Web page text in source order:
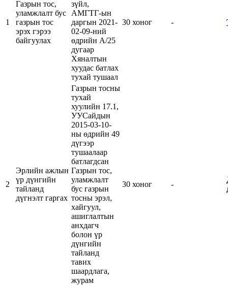
1
Газрын тос,
уламжлалт бус
газрын тос
эрэх гэрээ
байгуулах
зүйл,
АМГТГ-ын
даргын 2021-
02-09-ний
өдрийн А/25
дугаар
Хяналтын
хуудас батлах
тухай тушаал
30 хоног -
2
Эрлийн ажлын
үр дүнгийн
тайланд
дүгнэлт гаргах
Газрын тосны
тухай
хуулийн 17.1,
УУСайдын
2015-03-10-
ны өдрийн 49
дүгээр
тушаалаар
батлагдсан
Газрын тос,
уламжлалт
бус газрын
тосны эрэл,
хайгуул,
ашиглалтын
анхдагч
болон үр
дүнгийн
тайланд
тавих
шаардлага,
журам
30 хоног -